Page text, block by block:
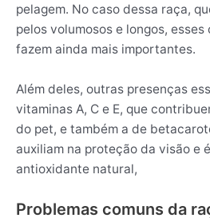
pelagem. No caso dessa raça,
pelos volumosos e longos,
fazem ainda mais importantes.
Além deles, outras presenças
vitaminas A, C e E, que
do pet, e também a de
auxiliam na proteção da visão e
antioxidante natural,
Problemas comuns da